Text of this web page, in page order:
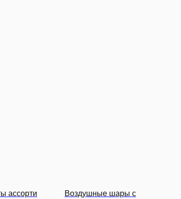
ассорти
Воздушные шары с